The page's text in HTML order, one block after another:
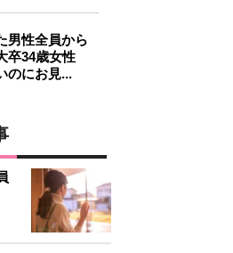
男性全員から
卒34歳女性
のにお見...